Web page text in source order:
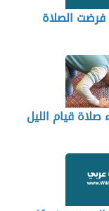
الصلاة
صلاة قيام الليل